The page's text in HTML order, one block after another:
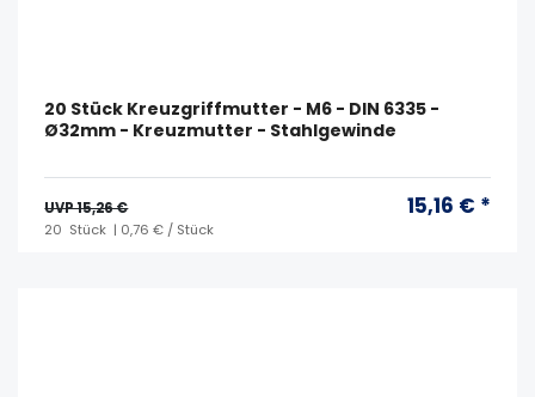
20 Stück Kreuzgriffmutter - M6 - DIN 6335 -
Ø32mm - Kreuzmutter - Stahlgewinde
UVP 15,26 € 15,16 € *
20 Stück | 0,76 € / Stück